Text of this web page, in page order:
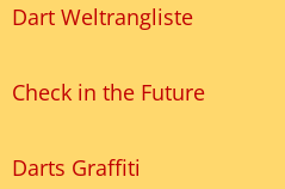
Dart Weltrangliste
Check in the Future
Darts Graffiti